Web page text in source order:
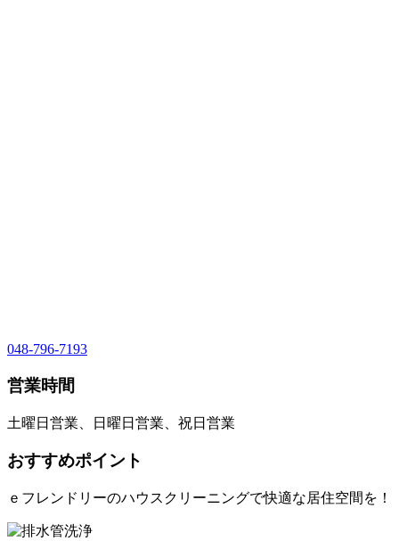
048-796-7193
営業時間
土曜日営業、日曜日営業、祝日営業
おすすめポイント
ｅフレンドリーのハウスクリーニングで快適な居住空間を！